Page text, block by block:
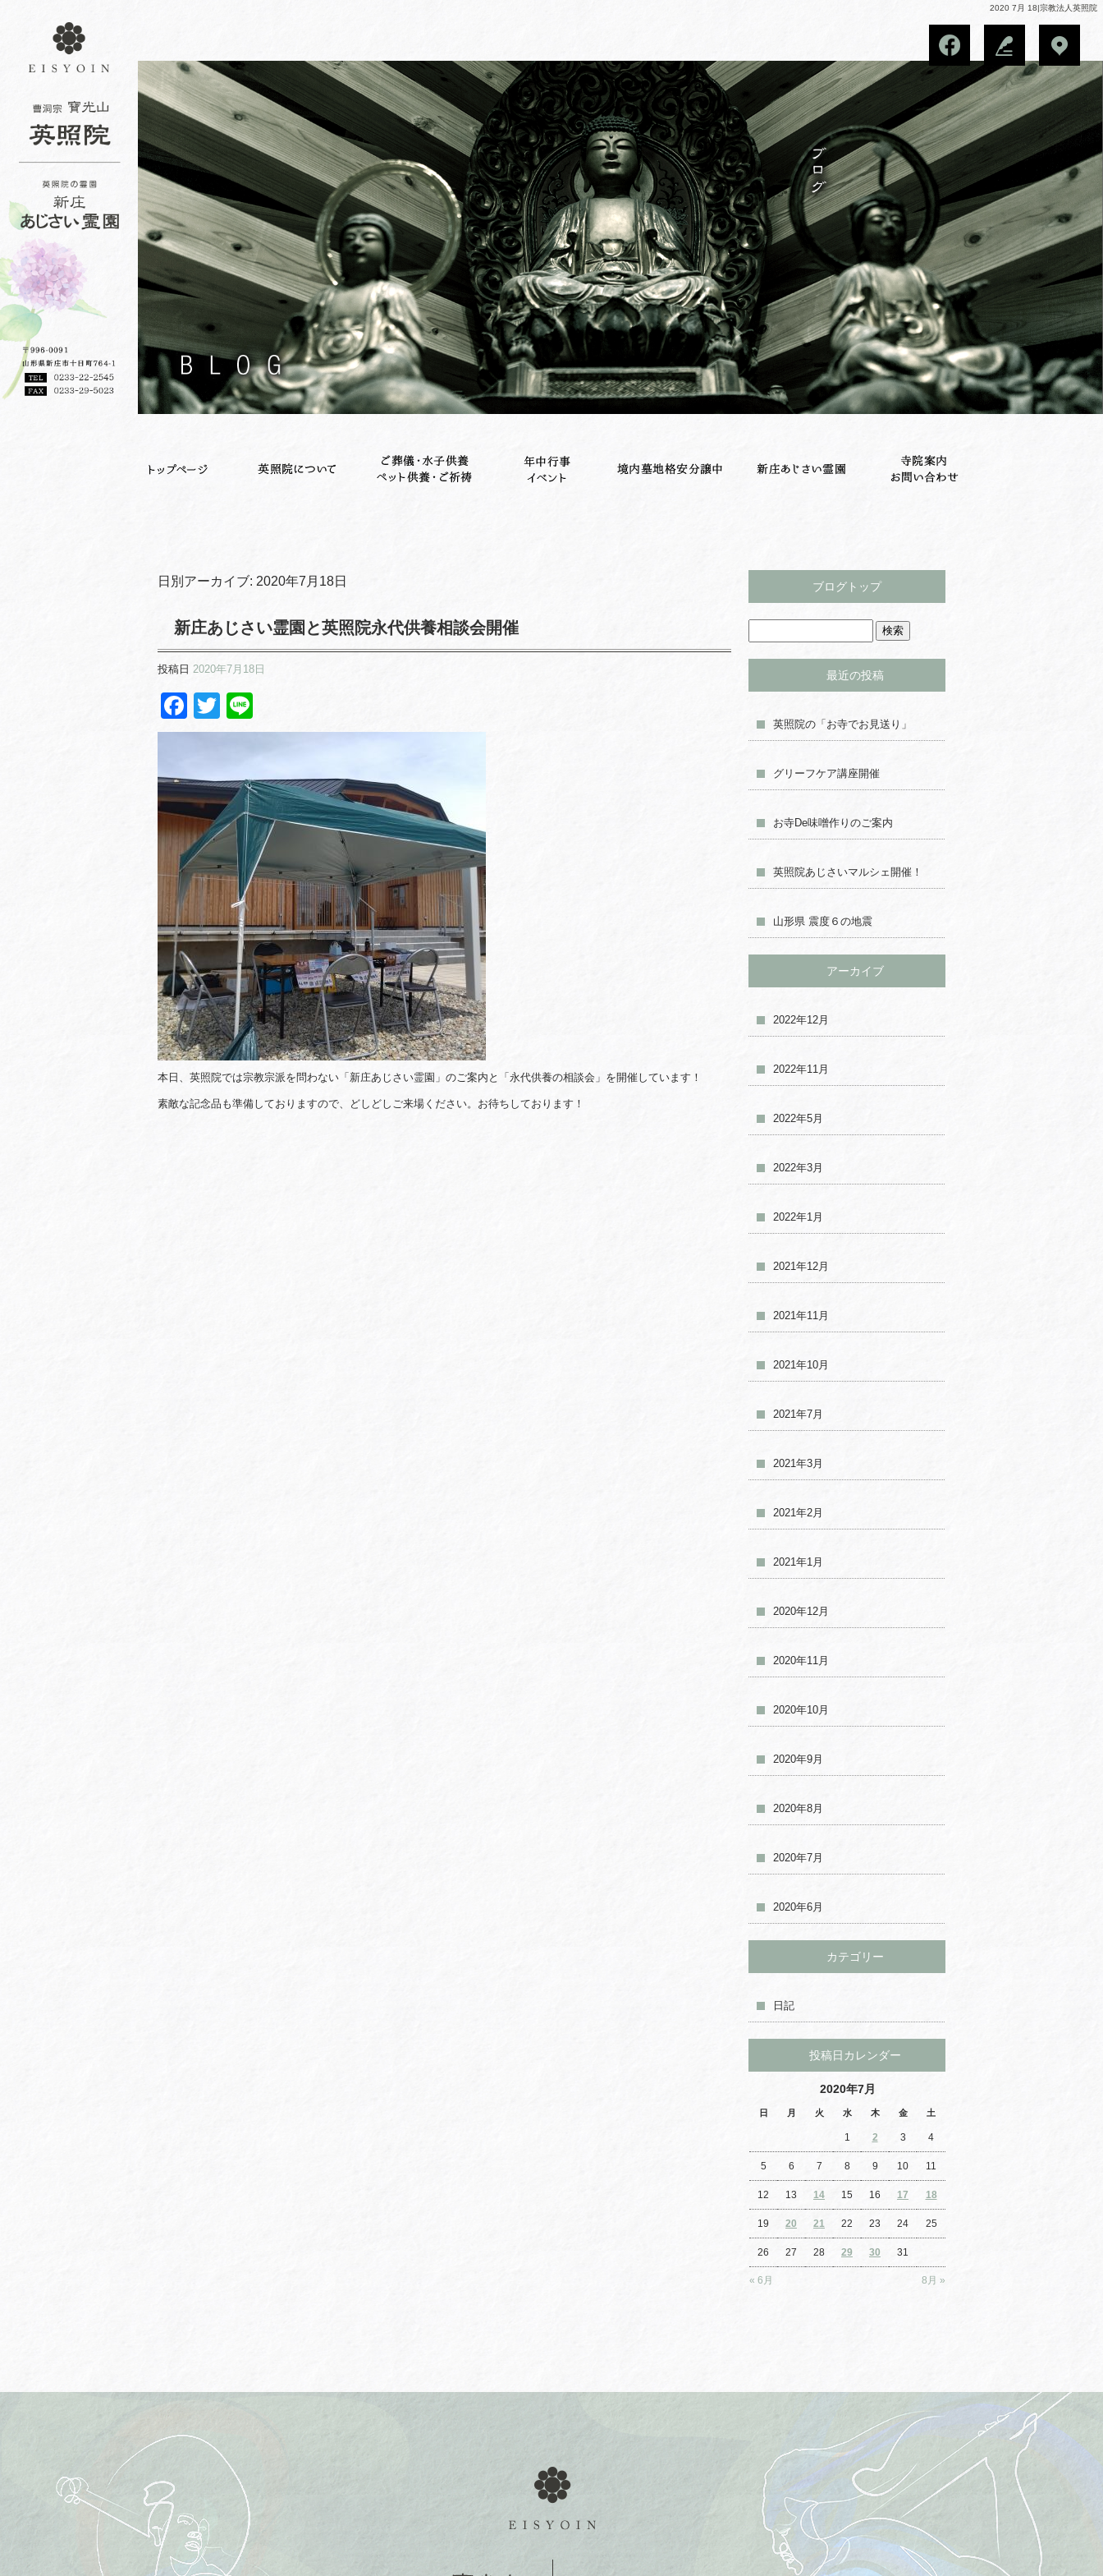
2020 7月 18|宗教法人英照院
日別アーカイブ: 2020年7月18日
新庄あじさい霊園と英照院永代供養相談会開催
投稿日 2020年7月18日
Facebook
Twitter
本日、英照院では宗教宗派を問わない「新庄あじさい霊園」のご案内と「永代供養の相談会」を開催しています！
素敵な記念品も準備しておりますので、どしどしご来場ください。お待ちしております！
ブログトップ
最近の投稿
英照院の「お寺でお見送り」
グリーフケア講座開催
お寺De味噌作りのご案内
英照院あじさいマルシェ開催！
山形県 震度６の地震
アーカイブ
2022年12月
2022年11月
2022年5月
2022年3月
2022年1月
2021年12月
2021年11月
2021年10月
2021年7月
2021年3月
2021年2月
2021年1月
2020年12月
2020年11月
2020年10月
2020年9月
2020年8月
2020年7月
2020年6月
カテゴリー
日記
投稿日カレンダー
2020年7月
日 月 火 水 木 金 土
« 6月 8月 »
1 2 3 4
5 6 7 8 9 10 11
12 13 14 15 16 17 18
19 20 21 22 23 24 25
26 27 28 29 30 31